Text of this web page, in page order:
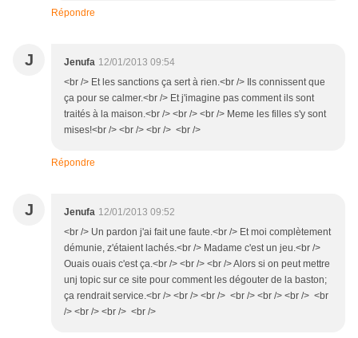
Répondre
J Jenufa 12/01/2013 09:54
<br /> Et les sanctions ça sert à rien.<br /> Ils connissent que
ça pour se calmer.<br /> Et j'imagine pas comment ils sont
traités à la maison.<br /> <br /> <br /> Meme les filles s'y sont
mises!<br /> <br /> <br /> <br />
Répondre
J Jenufa 12/01/2013 09:52
<br /> Un pardon j'ai fait une faute.<br /> Et moi complètement
démunie, z'étaient lachés.<br /> Madame c'est un jeu.<br />
Ouais ouais c'est ça.<br /> <br /> <br /> Alors si on peut mettre
unj topic sur ce site pour comment les dégouter de la baston;
ça rendrait service.<br /> <br /> <br /> <br /> <br /> <br /> <br
/> <br /> <br /> <br />